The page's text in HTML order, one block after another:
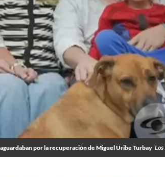
por la recuperación de Miguel Uribe Turbay Los